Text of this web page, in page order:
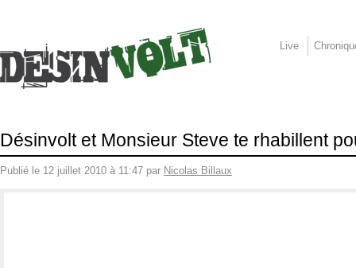
Live
Désinvolt et Monsieur Steve te rhabillent
Publié le 12 juillet 2010 à 11:47 par Nicolas Billaux